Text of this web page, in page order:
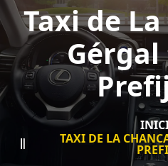
Taxi de
Gérgal
TAXI DE LA